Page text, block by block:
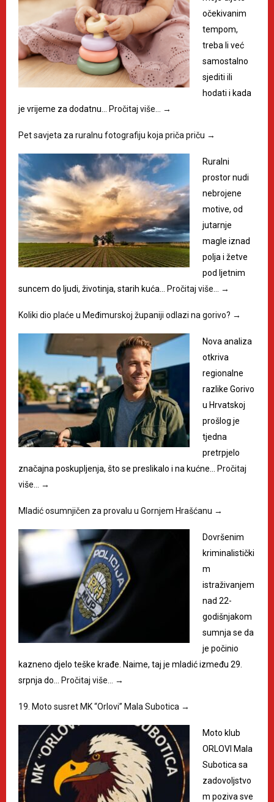
očekivanim
tempom,
treba li već
samostalno
sjediti ili
hodati i kada
je vrijeme za dodatnu…
Pročitaj više… →
Pet savjeta za ruralnu fotografiju koja priča priču →
Ruralni
prostor nudi
nebrojene
motive, od
jutarnje
magle iznad
polja i žetve
pod ljetnim
suncem do ljudi, životinja, starih kuća…
Pročitaj više… →
Koliki dio plaće u Međimurskoj županiji odlazi na gorivo? →
Nova analiza
otkriva
regionalne
razlike Gorivo
u Hrvatskoj
prošlog je
tjedna
pretrpjelo
značajna poskupljenja, što se preslikalo i na kućne…
Pročitaj
više…
→
Mladić osumnjičen za provalu u Gornjem Hrašćanu →
Dovršenim
kriminalistički
m
istraživanjem
nad 22-
godišnjakom
sumnja se da
je počinio
kazneno djelo teške krađe. Naime, taj je mladić između 29.
srpnja do…
Pročitaj više… →
19. Moto susret MK “Orlovi” Mala Subotica →
Moto klub
ORLOVI Mala
Subotica sa
zadovoljstvo
m poziva sve